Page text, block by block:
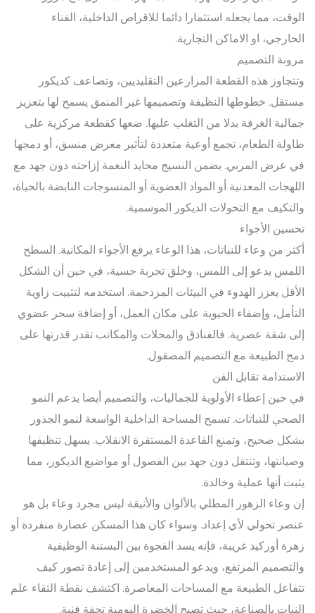
الوقت، مما يجعله استثمارا دائما للاقراص الداخلية، الفناء
الخارجي، او الاماكن التجارية.
مرونة التصميم
وتتجاوز هذه القطعة المزارعين التقليديين، وتضاعف كديكور
مستقل. خطوطها النظيفة وتصميمها غير المنمق يسمح لها بتعزيز
جمالية الغرفة بدلا من التغلب عليها. ضعها كقطعة مركزية على
طاولة الطعام، تجمع أوعية متعددة لتأثير معرض منسق، أو دمجها
في عرض المربي. يضمن النسيج محايد النغمة إزاحته دون جهد مع
اللهجات المعدنية أو المواد العضوية أو المنسوجات النابضة بالحياة،
والتكيف مع التحولات الديكور الموسمية.
تحسين الأجواء
أكثر من وعاء للنباتات، هذا الوعاء يرفع الأجواء المكانية. السطح
اللمس يدعو إلى اللمس، وخلق تجربة حسية، في حين أن الشكل
الأقل يعزز الهدوء في البيئات المزدحمة. استخدمه لتثبيت زاوية
التأمل، وإضفاء الحيوية على مكان العمل، أو إضافة سحر عضوي
إلى شقة عصرية. فالفنادق والمحلات والمكاتب تقدر قدرتها على
دمج الطبيعة مع التصميم المصقول.
الاستدامة تقابل الفن
في حين إعطاء الأولوية للجماليات، والتصميم أيضا يدعم النمو
الصحي للنباتات. تسمح المساحة الداخلية الواسعة لنمو الجذور
بشكل صحيح، وتمنع القاعدة المستقرة الانقلاب. يسهل تنظيفها
وصيانتها، وتنتقل دون جهد بين الفصول أو مواضيع الديكور، مما
يثبت أنها عملية وخالدة.
إن وعاء الزهور المطلي بالألوان والأنيقة ليس مجرد وعاء بل هو
عنصر تحولي لأي إعداد. وسواء كان هذا المسكن عصارة منفردة أو
زهرة أوركيد غريبة، فإنه يسد الفجوة بين البستنة الوظيفية
والتصميم المرتفع، ويدعو المستخدمين إلى إعادة تصور كيف
تتفاعل الطبيعة مع المساحات المعاصرة. اكتشف نقطة التقاء علم
النبات بالصناعة، حيث تصبح الخضرة اليومية تحفة فنية.